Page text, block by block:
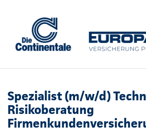
Spezialist (m/w/d)
Risikoberatung